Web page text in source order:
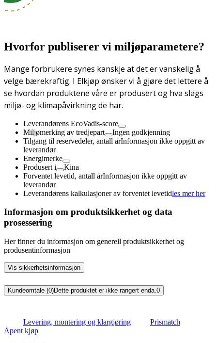
Hvorfor publiserer vi miljøparametere?
Mange forbrukere synes kanskje at det er vanskelig å
velge bærekraftig. I Elkjøp ønsker vi å gjøre det lettere å
se hvordan produktene våre er produsert og hva slags
miljø- og klimapåvirkning de har.
Leverandørens EcoVadis-score
Miljømerking av tredjepart
Ingen godkjenning
Tilgang til reservedeler, antall årInformasjon ikke oppgitt av
leverandør
Energimerke
Produsert i
Kina
Forventet levetid, antall årInformasjon ikke oppgitt av
leverandør
Leverandørens kalkulasjoner av forventet levetidles mer her
Informasjon om produktsikkerhet og data
prosessering
Her finner du informasjon om generell produktsikkerhet og
produsentinformasjon
Vis sikkerhetsinformasjon
Kundeomtale (0)Dette produktet er ikke rangert enda. 0
Levering, montering og klargjøring
Prismatch
Åpent kjøp